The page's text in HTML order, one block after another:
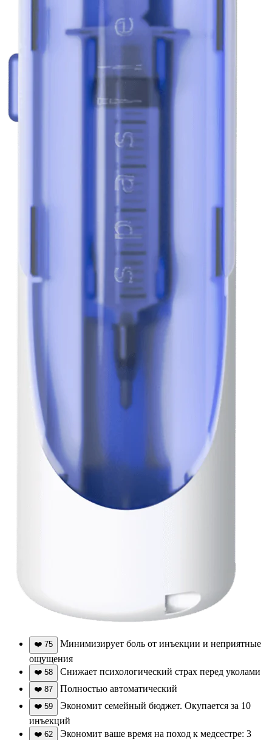
❤️ 75
Минимизирует боль от инъекции и неприятные
ощущения
❤️ 58 Снижает психологический страх перед уколами
❤️ 87 Полностью автоматический
❤️ 59
Экономит семейный бюджет. Окупается за 10
инъекций
❤️ 62
Экономит ваше время на поход к медсестре: 3